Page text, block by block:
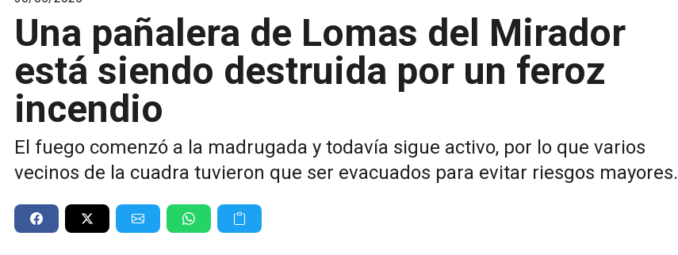
Una pañalera de Lomas del Mirador
está siendo destruida por un feroz
incendio
El fuego comenzó a la madrugada y todavía sigue activo, por lo que varios
vecinos de la cuadra tuvieron que ser evacuados para evitar riesgos mayores.